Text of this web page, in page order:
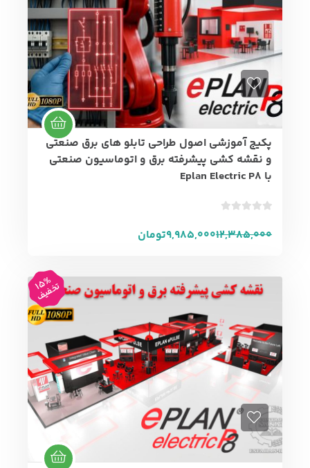
پکیج آموزشی اصول طراحی تابلو های برق صنعتی
و نقشه کشی پیشرفته برق و اتوماسیون صنعتی
با Eplan Electric P8
د
ا
م
ی
ا
ز
0
ی
12,385,000
9,985,000تومان
15%
تخفیف